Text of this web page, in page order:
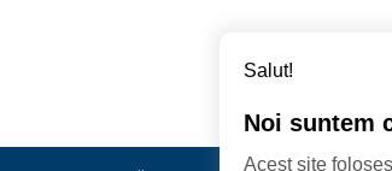
Salut!
Noi suntem
Acest site